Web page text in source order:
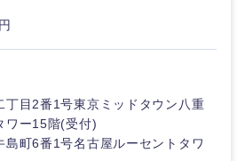
丁目2番1号東京ミッドタウン八重
ワー15階(受付)
島町6番1号名古屋ルーセントタワ